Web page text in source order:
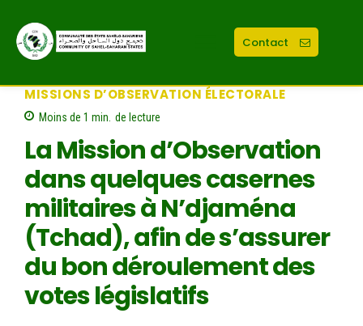
Contact
MISSIONS D’OBSERVATION ÉLECTORALE
Moins de 1 min. de lecture
La Mission d’Observation
dans quelques casernes
militaires à N’djaména
(Tchad), afin de s’assurer
du bon déroulement des
votes législatifs